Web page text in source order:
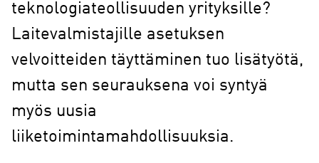
teknologiateollisuuden yrityksille?
Laitevalmistajille asetuksen
velvoitteiden täyttäminen tuo lisätyötä,
mutta sen seurauksena voi syntyä
myös uusia
liiketoimintamahdollisuuksia.